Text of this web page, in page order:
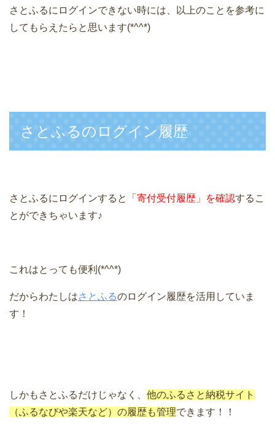
さとふるにログインできない時には、以上のことを参考に
してもらえたらと思います(*^^*)
さとふるのログイン履歴
さとふるにログインすると 「寄付受付履歴」を確認するこ
とができちゃいます♪
これはとっても便利(*^^*)
だからわたしはさとふるのログイン履歴を活用していま
す！
しかもさとふるだけじゃなく、 他のふるさと納税サイト
（ふるなびや楽天など）の履歴も管理できます！！